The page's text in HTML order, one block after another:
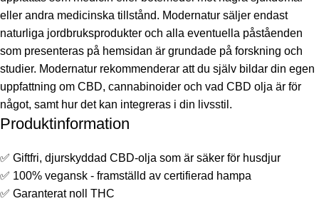
eller andra medicinska tillstånd. Modernatur säljer endast
naturliga jordbruksprodukter och alla eventuella påståenden
som presenteras på hemsidan är grundade på forskning och
studier. Modernatur rekommenderar att du själv bildar din egen
uppfattning om CBD, cannabinoider och vad CBD olja är för
något, samt hur det kan integreras i din livsstil.
Produktinformation
✅ Giftfri, djurskyddad CBD-olja som är säker för husdjur
✅ 100% vegansk - framställd av certifierad hampa
✅ Garanterat noll THC